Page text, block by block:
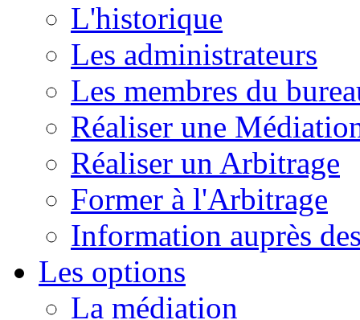
L'historique
Les administrateurs
Les membres du
Réaliser une
Réaliser un Arbitrage
Former à l'Arbitrage
Information auprès
Les options
La médiation